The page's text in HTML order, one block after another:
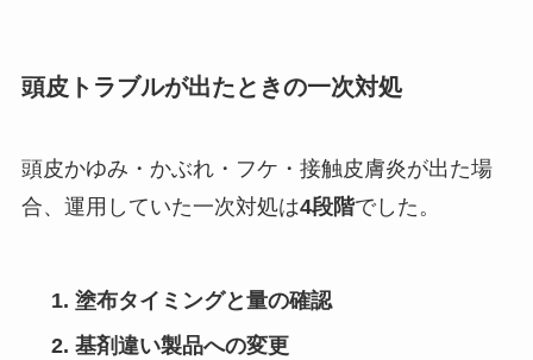
頭皮トラブルが出たときの一次対処
頭皮かゆみ・かぶれ・フケ・接触皮膚炎が出た場
合、運用していた一次対処は4段階でした。
塗布タイミングと量の確認
基剤違い製品への変更